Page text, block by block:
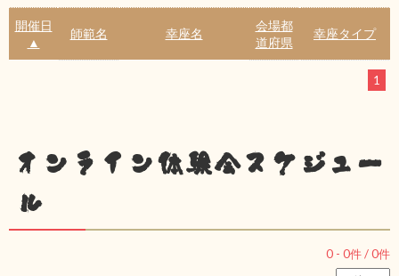
開催日
▲
師範名 幸座名
会場都
道府県
幸座タイプ
1
オンライン体験会スケジュー
ル
0 - 0件 /0件